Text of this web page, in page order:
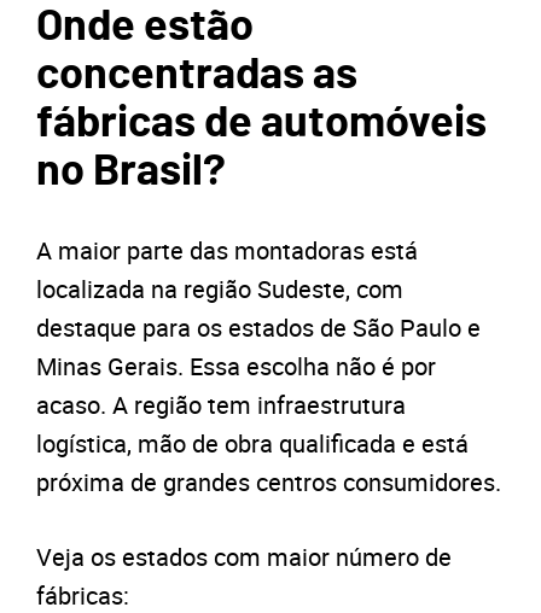
Onde estão
concentradas as
fábricas de automóveis
no Brasil?
A maior parte das montadoras está
localizada na região Sudeste, com
destaque para os estados de São Paulo e
Minas Gerais. Essa escolha não é por
acaso. A região tem infraestrutura
logística, mão de obra qualificada e está
próxima de grandes centros consumidores.
Veja os estados com maior número de
fábricas: